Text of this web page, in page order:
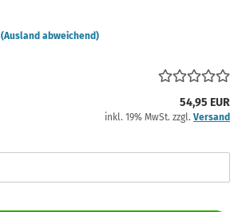
(Ausland abweichend)
54,95 EUR
inkl. 19% MwSt. zzgl. Versand